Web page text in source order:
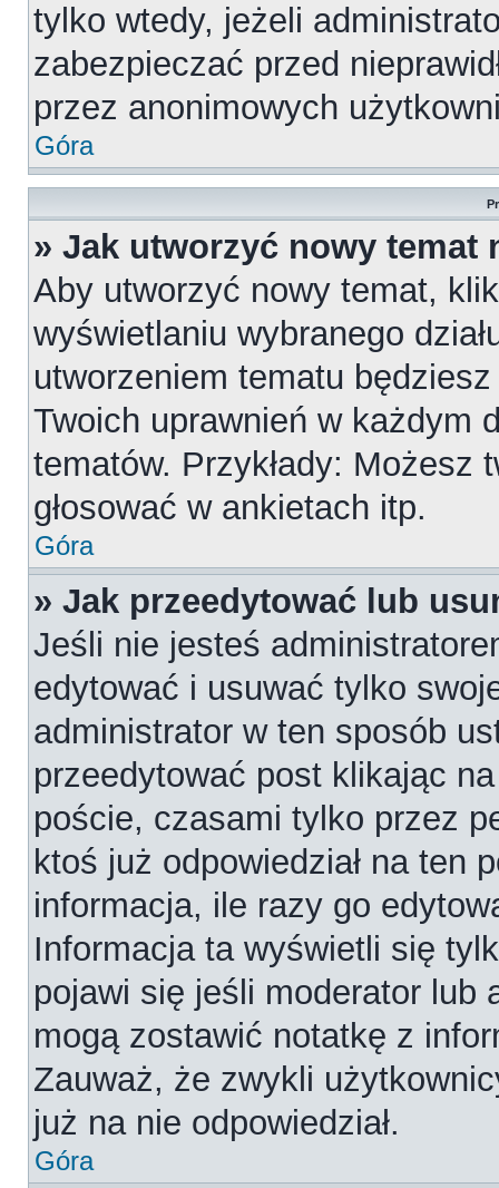
tylko wtedy, jeżeli
zabezpieczać przed
przez anonimowych
Góra
» Jak utworzyć nowy temat
Aby utworzyć nowy temat,
wyświetlaniu wybranego
utworzeniem tematu
Twoich uprawnień w każdym
tematów. Przykłady: Możesz
głosować w ankietach itp.
Góra
» Jak przeedytować lub
Jeśli nie jesteś
edytować i usuwać tylko
administrator w ten sposób
przeedytować post klikając
poście, czasami tylko przez
ktoś już odpowiedział na ten
informacja, ile razy go
Informacja ta wyświetli się
pojawi się jeśli moderator lub
mogą zostawić notatkę z
Zauważ, że zwykli
już na nie odpowiedział.
Góra